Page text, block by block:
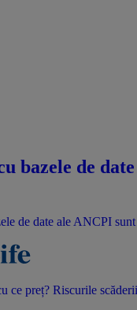
bazele de
ce preț? Riscurile